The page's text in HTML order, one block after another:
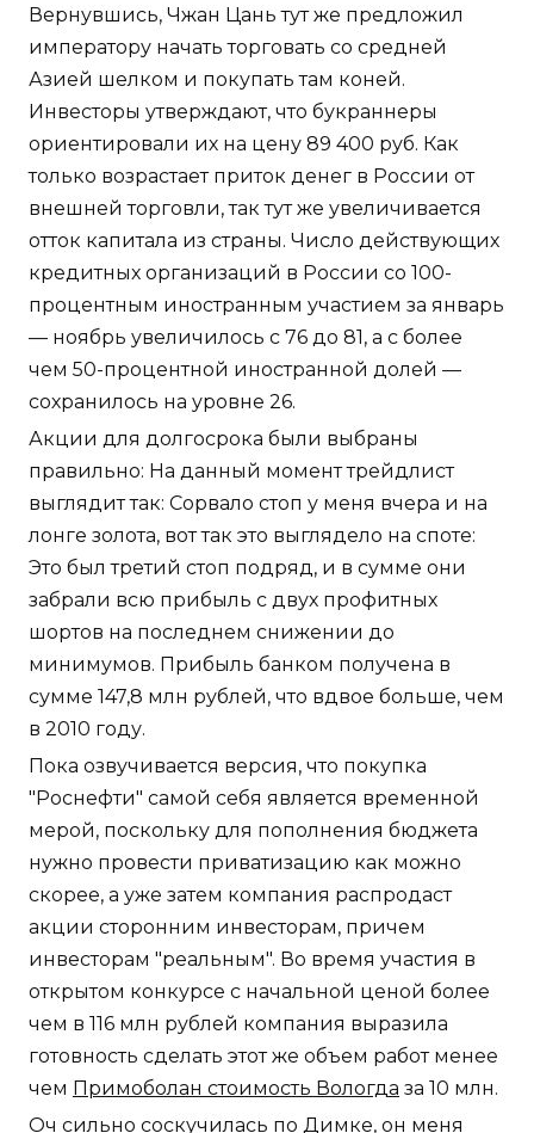
Вернувшись, Чжан Цань тут же предложил
императору начать торговать со средней
Азией шелком и покупать там коней.
Инвесторы утверждают, что букраннеры
ориентировали их на цену 89 400 руб. Как
только возрастает приток денег в России от
внешней торговли, так тут же увеличивается
отток капитала из страны. Число действующих
кредитных организаций в России со 100-
процентным иностранным участием за январь
— ноябрь увеличилось с 76 до 81, а с более
чем 50-процентной иностранной долей —
сохранилось на уровне 26.
Акции для долгосрока были выбраны
правильно: На данный момент трейдлист
выглядит так: Сорвало стоп у меня вчера и на
лонге золота, вот так это выглядело на споте:
Это был третий стоп подряд, и в сумме они
забрали всю прибыль с двух профитных
шортов на последнем снижении до
минимумов. Прибыль банком получена в
сумме 147,8 млн рублей, что вдвое больше, чем
в 2010 году.
Пока озвучивается версия, что покупка
"Роснефти" самой себя является временной
мерой, поскольку для пополнения бюджета
нужно провести приватизацию как можно
скорее, а уже затем компания распродаст
акции сторонним инвесторам, причем
инвесторам "реальным". Во время участия в
открытом конкурсе с начальной ценой более
чем в 116 млн рублей компания выразила
готовность сделать этот же объем работ менее
чем Примоболан стоимость Вологда за 10 млн.
Оч сильно соскучилась по Димке, он меня